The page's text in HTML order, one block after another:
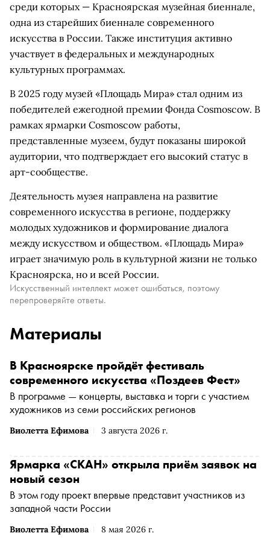
среди которых — Красноярская музейная биеннале,
одна из старейших биеннале современного
искусства в России. Также институция активно
участвует в федеральных и международных
культурных программах.
В 2025 году музей «Площадь Мира» стал одним из
победителей ежегодной премии Фонда Cosmoscow. В
рамках ярмарки Cosmoscow работы,
представленные музеем, будут показаны широкой
аудитории, что подтверждает его высокий статус в
арт-сообществе.
Деятельность музея направлена на развитие
современного искусства в регионе, поддержку
молодых художников и формирование диалога
между искусством и обществом. «Площадь Мира»
играет значимую роль в культурной жизни не только
Красноярска, но и всей России.
Искусственный интеллект может ошибаться, поэтому
перепроверяйте ответы.
Материалы
Виолетта Ефимова 3 августа 2026 г.
В Красноярске пройдёт фестиваль
современного искусства «Поздеев Фест»
В программе — концерты, выставка и торги с участием
художников из семи российских регионов
Виолетта Ефимова 8 мая 2026 г.
Ярмарка «СКАН» открыла приём заявок на
новый сезон
В этом году проект впервые представит участников из
западной части России